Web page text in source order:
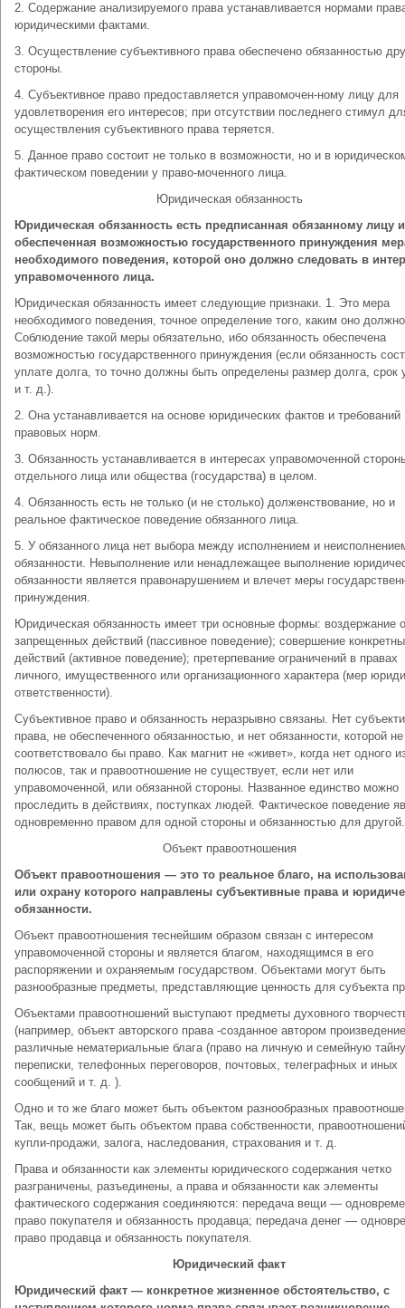
2. Содержание анализируемого права устанавливается нормами
юридическими фактами.
3. Осуществление субъективного права обеспечено обязанностью
стороны.
4. Субъективное право предоставляется управомочен-ному лицу для
удовлетворения его интересов; при отсутствии последнего стимул
осуществления субъективного права теряется.
5. Данное право состоит не только в возможности, но и в
фактическом поведении у право-моченного лица.
Юридическая обязанность
Юридическая обязанность есть предписанная обязанному лицу и
обеспеченная возможностью государственного принуждения
необходимого поведения, которой оно должно следовать в
управомоченного лица.
Юридическая обязанность имеет следующие признаки. 1. Это мера
необходимого поведения, точное определение того, каким оно
Соблюдение такой меры обязательно, ибо обязанность обеспечена
возможностью государственного принуждения (если обязанность
уплате долга, то точно должны быть определены размер долга, срок
и т. д.).
2. Она устанавливается на основе юридических фактов и требований
правовых норм.
3. Обязанность устанавливается в интересах управомоченной
отдельного лица или общества (государства) в целом.
4. Обязанность есть не только (и не столько) долженствование, но и
реальное фактическое поведение обязанного лица.
5. У обязанного лица нет выбора между исполнением и
обязанности. Невыполнение или ненадлежащее выполнение
обязанности является правонарушением и влечет меры
принуждения.
Юридическая обязанность имеет три основные формы: воздержание
запрещенных действий (пассивное поведение); совершение
действий (активное поведение); претерпевание ограничений в правах
личного, имущественного или организационного характера (мер
ответственности).
Субъективное право и обязанность неразрывно связаны. Нет
права, не обеспеченного обязанностью, и нет обязанности, которой не
соответствовало бы право. Как магнит не «живет», когда нет одного
полюсов, так и правоотношение не существует, если нет или
управомоченной, или обязанной стороны. Названное единство можно
проследить в действиях, поступках людей. Фактическое поведение
одновременно правом для одной стороны и обязанностью для другой.
Объект правоотношения
Объект правоотношения — это то реальное благо, на
или охрану которого направлены субъективные права и
обязанности.
Объект правоотношения теснейшим образом связан с интересом
управомоченной стороны и является благом, находящимся в его
распоряжении и охраняемым государством. Объектами могут быть
разнообразные предметы, представляющие ценность для субъекта
Объектами правоотношений выступают предметы духовного
(например, объект авторского права -созданное автором
различные нематериальные блага (право на личную и семейную
переписки, телефонных переговоров, почтовых, телеграфных и иных
сообщений и т. д. ).
Одно и то же благо может быть объектом разнообразных
Так, вещь может быть объектом права собственности,
купли-продажи, залога, наследования, страхования и т. д.
Права и обязанности как элементы юридического содержания четко
разграничены, разъединены, а права и обязанности как элементы
фактического содержания соединяются: передача вещи —
право покупателя и обязанность продавца; передача денег —
право продавца и обязанность покупателя.
Юридический факт
Юридический факт — конкретное жизненное обстоятельство, с